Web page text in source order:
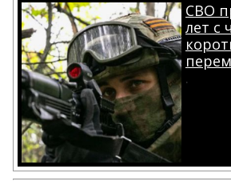
СВО
лет с
.